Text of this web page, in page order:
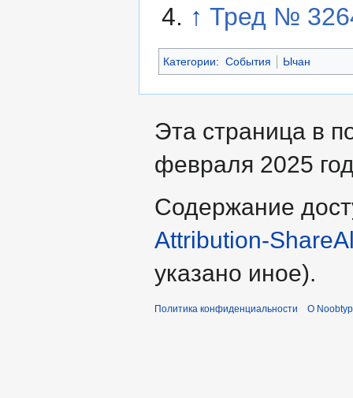
↑ Тред №
Категории: События Ычан
Эта страница в
февраля 2025
Содержание
Attribution-
указано иное).
Политика конфиденциальности О